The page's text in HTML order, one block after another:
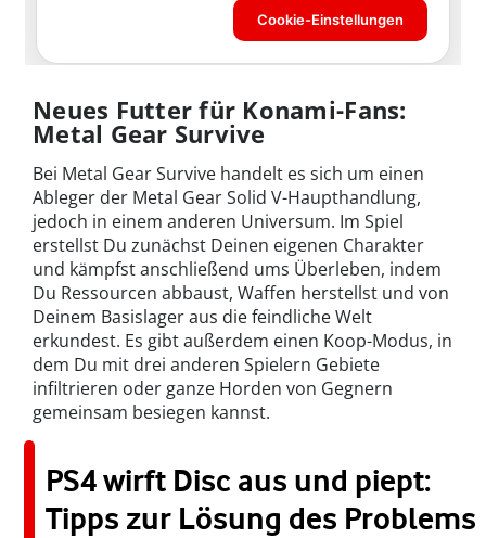
Neues Futter für Konami-Fans:
Metal Gear Survive
Bei Metal Gear Survive handelt es sich um einen
Ableger der Metal Gear Solid V-Haupthandlung,
jedoch in einem anderen Universum. Im Spiel
erstellst Du zunächst Deinen eigenen Charakter
und kämpfst anschließend ums Überleben, indem
Du Ressourcen abbaust, Waffen herstellst und von
Deinem Basislager aus die feindliche Welt
erkundest. Es gibt außerdem einen Koop-Modus, in
dem Du mit drei anderen Spielern Gebiete
infiltrieren oder ganze Horden von Gegnern
gemeinsam besiegen kannst.
PS4 wirft Disc aus und piept:
Tipps zur Lösung des Problems